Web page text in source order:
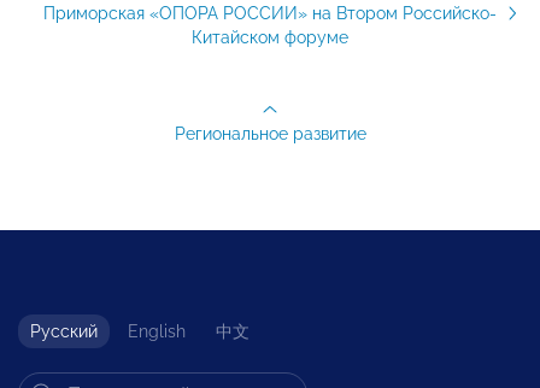
Приморская «ОПОРА РОССИИ» на Втором Российско-
Китайском форуме
Региональное развитие
Русский English 中文